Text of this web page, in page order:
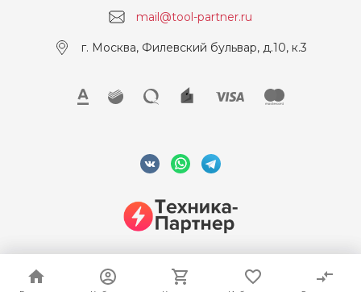
mail@tool-partner.ru
г. Москва, Филевский бульвар, д.10, к.3
© 2026 ООО "Техника-Партнер", ИНН 7715962922, Все права
защищены